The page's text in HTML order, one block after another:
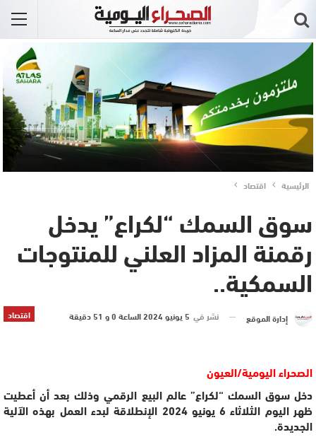
الرئيسية اقتصاد
سوق السمك “لكراع” يدخل
رقمنة المزاد العلني للمنتوجات
السمكية..
اقتصاد إدارة الموقع نشر في 5 يونيو 2024 الساعة 0 و 51 دقيقة
الصحراء اليومية/العيون
دخل سوق السمك “لكراع” عالم البيع الرقمي وذلك بعد أن أعطيت
ظهر اليوم الثلاثاء 6 يونيو 2024 الإنطلاقة لبدء العمل بهذه الآلية
الجديدة.